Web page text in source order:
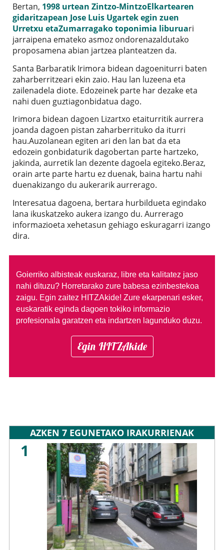
Bertan, 1998 urtean Zintzo-MintzoElkartearen
gidaritzapean Jose Luis Ugartek egin zuen
Urretxu etaZumarragako toponimia liburuari
jarraipena emateko asmoz ondorenazaldutako
proposamena abian jartzea planteatzen da.
Santa Barbaratik Irimora bidean dagoeniturri baten
zaharberritzeari ekin zaio. Hau lan luzeena eta
zailenadela diote. Edozeinek parte har dezake eta
nahi duen guztiagonbidatua dago.
Irimora bidean dagoen Lizartxo etaiturritik aurrera
joanda dagoen pistan zaharberrituko da iturri
hau.Auzolanean egiten ari den lan bat da eta
edozein gonbidaturik dagobertan parte hartzeko,
jakinda, aurretik lan dezente dagoela egiteko.Beraz,
orain arte parte hartu ez duenak, baina hartu nahi
duenakizango du aukerarik aurrerago.
Interesatua dagoena, bertara hurbildueta egindako
lana ikuskatzeko aukera izango du. Aurrerago
informazioeta xehetasun gehiago eskuragarri izango
dira.
Goierriko albisteak euskaraz, libre eta kalitatez jaso
nahi dituzu? Horretarako zure babesa ezinbestekoa
zaigu. Egin zaitez HITZAkide! Zure ekarpenari esker,
euskaratik eginda dagoen tokiko informazio
profesionala garatzen eta indartzen lagunduko duzu.
Egin HITZAkide
AZKEN 7 EGUNETAKO IRAKURRIENAK
1